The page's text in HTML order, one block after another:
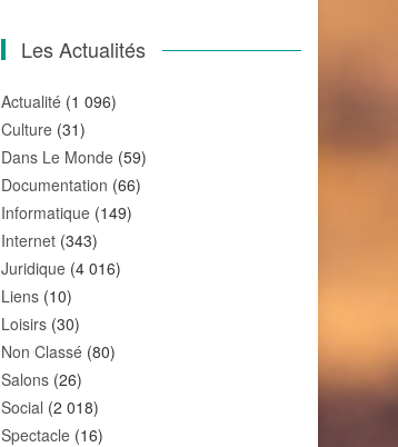
Les Actualités
Actualité (1 096)
Culture (31)
Dans Le Monde (59)
Documentation (66)
Informatique (149)
Internet (343)
Juridique (4 016)
Liens (10)
Loisirs (30)
Non Classé (80)
Salons (26)
Social (2 018)
Spectacle (16)